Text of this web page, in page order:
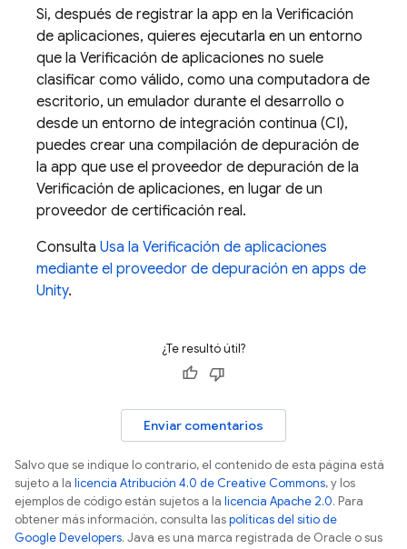
Si, después de registrar la app en la Verificación
de aplicaciones, quieres ejecutarla en un entorno
que la Verificación de aplicaciones no suele
clasificar como válido, como una computadora de
escritorio, un emulador durante el desarrollo o
desde un entorno de integración continua (CI),
puedes crear una compilación de depuración de
la app que use el proveedor de depuración de la
Verificación de aplicaciones, en lugar de un
proveedor de certificación real.
Consulta Usa la Verificación de aplicaciones
mediante el proveedor de depuración en apps de
Unity.
¿Te resultó útil?
Enviar comentarios
Salvo que se indique lo contrario, el contenido de esta página está
sujeto a la licencia Atribución 4.0 de Creative Commons, y los
ejemplos de código están sujetos a la licencia Apache 2.0. Para
obtener más información, consulta laspolíticas del sitio de
Google Developers. Java es una marca registrada de Oracle o sus